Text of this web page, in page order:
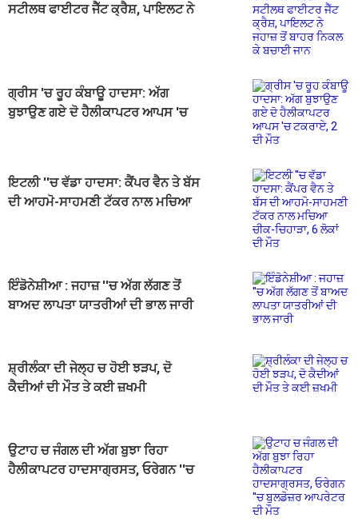
ਸਟੀਲਥ ਫਾਈਟਰ ਜੈੱਟ ਕ੍ਰੈਸ਼, ਪਾਇਲਟ ਨੇ
ਗ੍ਰੀਸ 'ਚ ਰੂਹ ਕੰਬਾਊ ਹਾਦਸਾ: ਅੱਗ
ਬੁਝਾਉਣ ਗਏ ਦੋ ਹੈਲੀਕਾਪਟਰ ਆਪਸ 'ਚ
ਇਟਲੀ ''ਚ ਵੱਡਾ ਹਾਦਸਾ: ਕੈਂਪਰ ਵੈਨ ਤੇ ਬੱਸ
ਦੀ ਆਹਮੋ-ਸਾਹਮਣੀ ਟੱਕਰ ਨਾਲ ਮਚਿਆ
ਇੰਡੋਨੇਸ਼ੀਆ : ਜਹਾਜ਼ ''ਚ ਅੱਗ ਲੱਗਣ ਤੋਂ
ਬਾਅਦ ਲਾਪਤਾ ਯਾਤਰੀਆਂ ਦੀ ਭਾਲ ਜਾਰੀ
ਸ਼੍ਰੀਲੰਕਾ ਦੀ ਜੇਲ੍ਹ ਚ ਹੋਈ ਝੜਪ, ਦੋ
ਕੈਦੀਆਂ ਦੀ ਮੌਤ ਤੇ ਕਈ ਜ਼ਖਮੀ
ਉਟਾਹ ਚ ਜੰਗਲ ਦੀ ਅੱਗ ਬੁਝਾ ਰਿਹਾ
ਹੈਲੀਕਾਪਟਰ ਹਾਦਸਾਗ੍ਰਸਤ, ਓਰੇਗਨ ''ਚ